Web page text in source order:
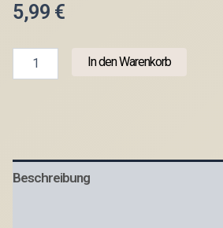
5,99 €
Geschenk
zur
In den Warenkorb
Beschreibung